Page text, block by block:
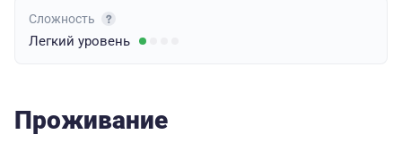
Сложность
Легкий уровень
Проживание